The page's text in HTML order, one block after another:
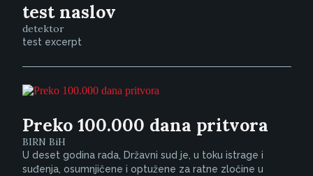
test naslov
detektor
test excerpt
Preko 100.000 dana pritvora
BIRN BiH
U deset godina rada, Državni sud je, u toku istrage i
suđenja, osumnjičene i optužene za ratne zločine u